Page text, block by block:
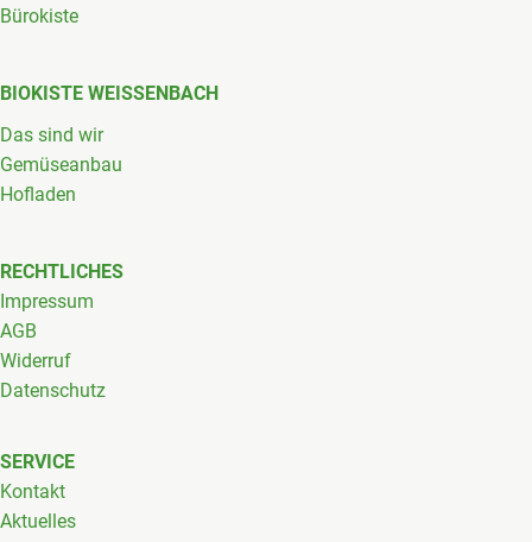
Bürokiste
BIOKISTE WEISSENBACH
Das sind wir
Gemüseanbau
Hofladen
RECHTLICHES
Impressum
AGB
Widerruf
Datenschutz
SERVICE
Kontakt
Aktuelles